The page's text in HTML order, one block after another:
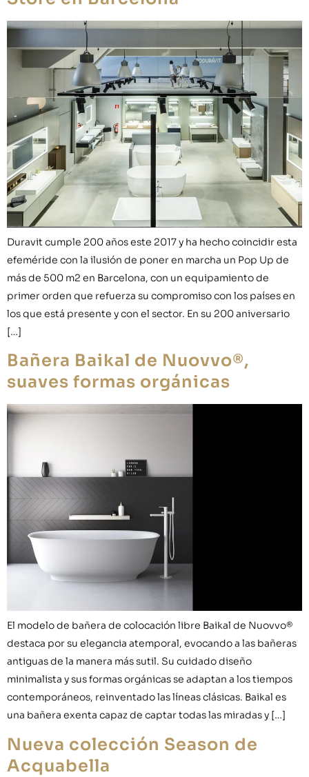
Duravit cumple 200 años este 2017 y ha hecho coincidir esta
efeméride con la ilusión de poner en marcha un Pop Up de
más de 500 m2 en Barcelona, con un equipamiento de
primer orden que refuerza su compromiso con los países en
los que está presente y con el sector. En su 200 aniversario
[…]
Bañera Baikal de Nuovvo®,
suaves formas orgánicas
El modelo de bañera de colocación libre Baikal de Nuovvo®
destaca por su elegancia atemporal, evocando a las bañeras
antiguas de la manera más sutil. Su cuidado diseño
minimalista y sus formas orgánicas se adaptan a los tiempos
contemporáneos, reinventado las líneas clásicas. Baikal es
una bañera exenta capaz de captar todas las miradas y […]
Nueva colección Season de
Acquabella